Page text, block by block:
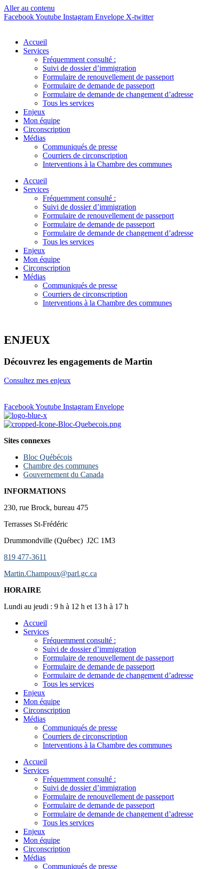
Aller au contenu
FacebookYoutube Instagram Envelope X-twitter
Accueil
Services
Fréquemment consulté :
Suivi de dossier d’immigration
Formulaire de renouvellement de passeport
Formulaire de demande de passeport
Formulaire de demande de changement d’adresse
Tous les services
Enjeux
Mon équipe
Circonscription
Médias
Communiqués de presse
Courriers de circonscription
Interventions à la Chambre des communes
Accueil
Services
Fréquemment consulté :
Suivi de dossier d’immigration
Formulaire de renouvellement de passeport
Formulaire de demande de passeport
Formulaire de demande de changement d’adresse
Tous les services
Enjeux
Mon équipe
Circonscription
Médias
Communiqués de presse
Courriers de circonscription
Interventions à la Chambre des communes
ENJEUX
Découvrez les engagements de Martin
Consultez mes enjeux
FacebookYoutube Instagram Envelope
Sites connexes
Bloc Québécois
Chambre des communes
Gouvernement du Canada
INFORMATIONS
230, rue Brock, bureau 475
Terrasses St-Frédéric
Drummondville (Québec) J2C 1M3
819 477-3611
Martin.Champoux@parl.gc.ca
HORAIRE
Lundi au jeudi : 9 h à 12 h et 13 h à 17 h
Accueil
Services
Fréquemment consulté :
Suivi de dossier d’immigration
Formulaire de renouvellement de passeport
Formulaire de demande de passeport
Formulaire de demande de changement d’adresse
Tous les services
Enjeux
Mon équipe
Circonscription
Médias
Communiqués de presse
Courriers de circonscription
Interventions à la Chambre des communes
Accueil
Services
Fréquemment consulté :
Suivi de dossier d’immigration
Formulaire de renouvellement de passeport
Formulaire de demande de passeport
Formulaire de demande de changement d’adresse
Tous les services
Enjeux
Mon équipe
Circonscription
Médias
Communiqués de presse